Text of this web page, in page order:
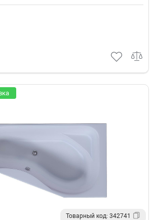
Товарный код: 342741